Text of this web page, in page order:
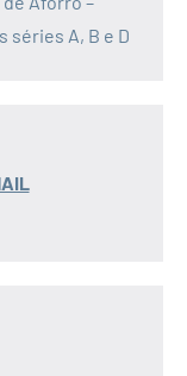
séries A, B e D